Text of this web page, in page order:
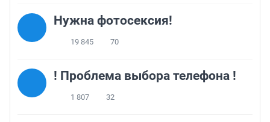
Нужна фотосексия!
19 845 70
! Проблема выбора телефона !
1 807 32